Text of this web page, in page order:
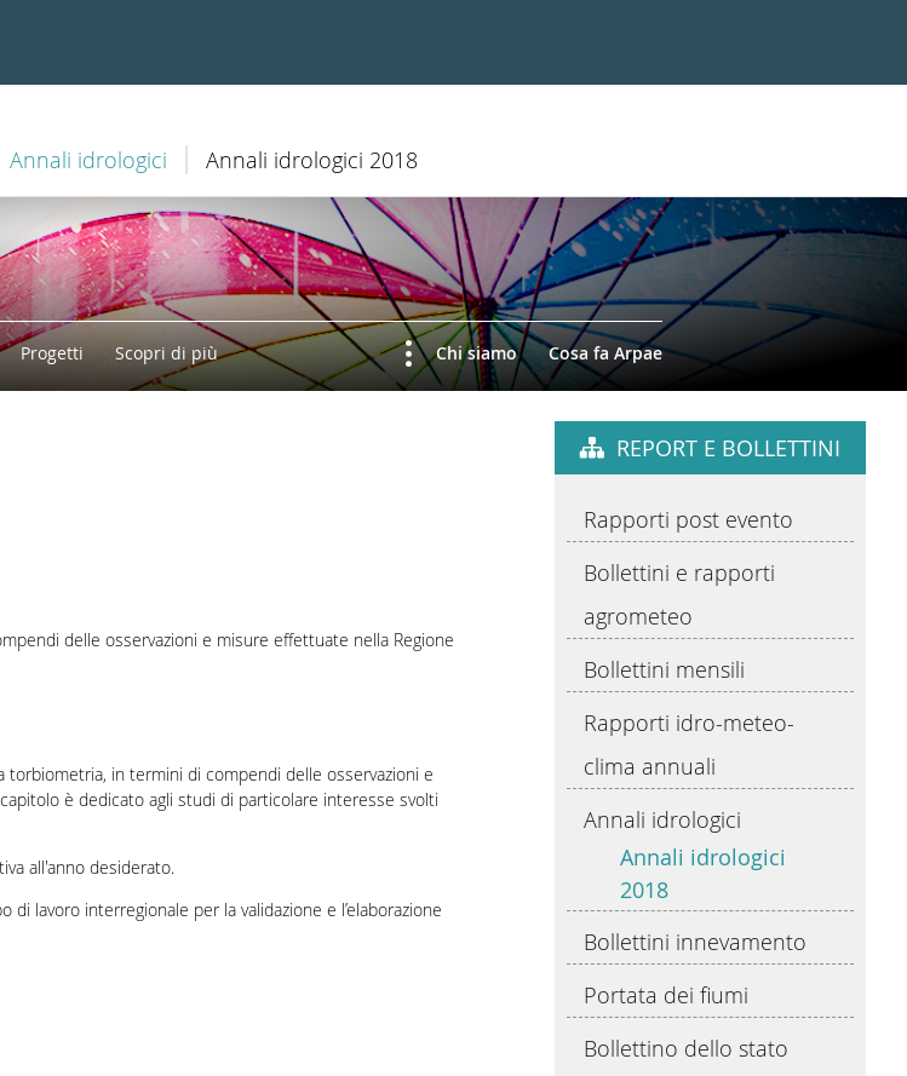
Annali idrologici Annali idrologici 2018
Progetti Scopri di più Chi siamo Cosa fa Arpae
delle osservazioni e misure effettuate nella Regione
torbiometria, in termini di compendi delle osservazioni e
è dedicato agli studi di particolare interesse svolti
all'anno desiderato.
lavoro interregionale per la validazione e l’elaborazione
REPORT E BOLLETTINI
Rapporti post evento
Bollettini e rapporti
agrometeo
Bollettini mensili
Rapporti idro-meteo-
clima annuali
Annali idrologici
Annali idrologici
2018
Bollettini innevamento
Portata dei fiumi
Bollettino dello stato